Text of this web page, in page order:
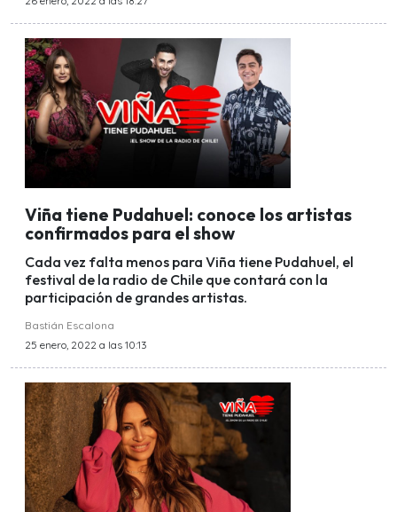
Viña tiene Pudahuel: conoce los artistas
confirmados para el show
Cada vez falta menos para Viña tiene Pudahuel, el
festival de la radio de Chile que contará con la
participación de grandes artistas.
Bastián Escalona
25 enero, 2022 a las 10:13